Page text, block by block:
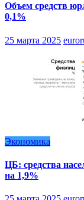
Объем средств
0,1%
25 марта 2025
Экономика
ЦБ: средства
на 1,9%